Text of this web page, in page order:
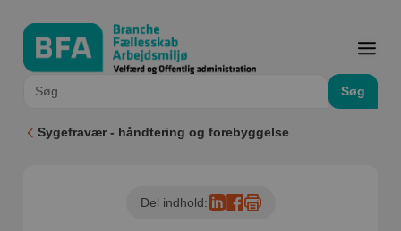
Søg
Sygefravær - håndtering og forebyggelse
Del indhold: